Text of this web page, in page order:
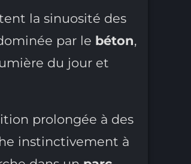
la sinuosité des
par le béton,
du jour et
prolongée à des
instinctivement à